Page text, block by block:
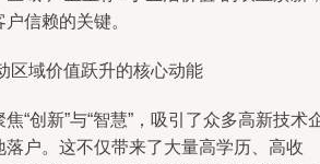
信赖的关键。
区域价值跃升的核心动能
“创新”与“智慧”，吸引了众多高新技术
户。这不仅带来了大量高学历、高收